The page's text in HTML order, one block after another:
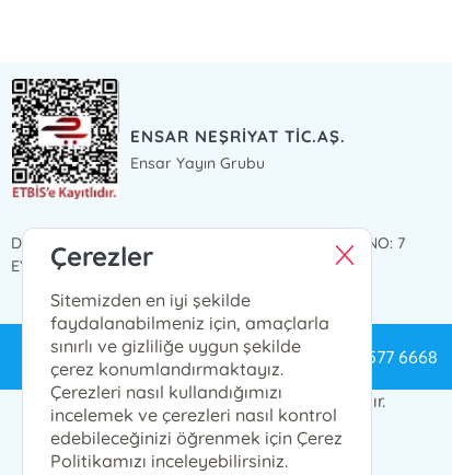
ENSAR NEŞRİYAT TİC.AŞ.
Ensar Yayın Grubu
DÜĞMECİLER MAH. KARASÜLEYMAN TEKKE SOK. NO: 7
EYÜPSULTAN / İSTANBUL
bilgi@ensarnesriyat.com.tr 0212 577 6668
© 2024 Ensar Yayın Grubu. Her hakkı saklıdır.
Çerezler
Sitemizden en iyi şekilde
faydalanabilmeniz için, amaçlarla
sınırlı ve gizliliğe uygun şekilde
çerez konumlandırmaktayız.
Çerezleri nasıl kullandığımızı
incelemek ve çerezleri nasıl kontrol
edebileceğinizi öğrenmek için Çerez
Politikamızı inceleyebilirsiniz.